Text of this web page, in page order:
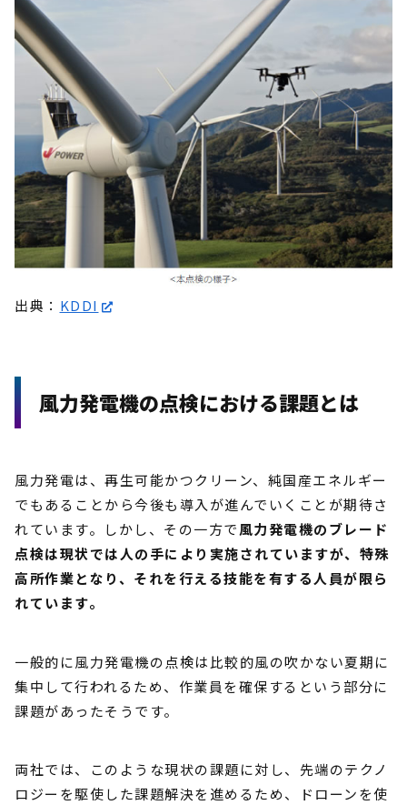
出典： KDDI
風力発電機の点検における課題とは
風力発電は、再生可能かつクリーン、純国産エネルギー
でもあることから今後も導入が進んでいくことが期待さ
れています。しかし、その一方で風力発電機のブレード
点検は現状では人の手により実施されていますが、特殊
高所作業となり、それを行える技能を有する人員が限ら
れています。
一般的に風力発電機の点検は比較的風の吹かない夏期に
集中して行われるため、作業員を確保するという部分に
課題があったそうです。
両社では、このような現状の課題に対し、先端のテクノ
ロジーを駆使した課題解決を進めるため、ドローンを使